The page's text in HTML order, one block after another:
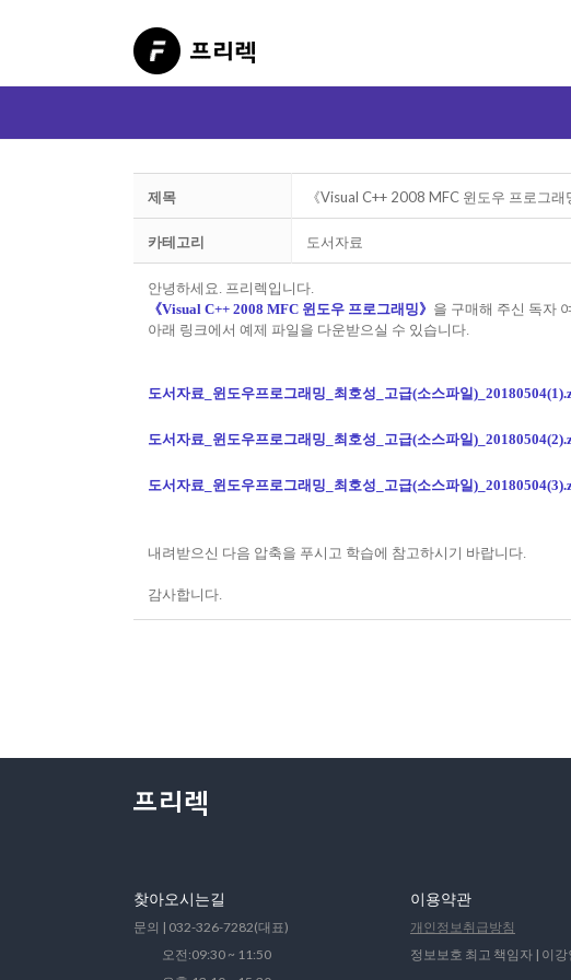
제목 《Visual C++ 2008 MFC 윈도우 프로그
카테고리 도서자료
안녕하세요. 프리렉입니다.
《Visual C++ 2008 MFC 윈도우 프로그래밍》 을 구매해 주신 독자
아래 링크에서 예제 파일을 다운받으실 수 있습니다.
도서자료_윈도우프로그래밍_최호성_고급(소스파일
도서자료_윈도우프로그래밍_최호성_고급(소스파일
도서자료_윈도우프로그래밍_최호성_고급(소스파일
내려받으신 다음 압축을 푸시고 학습에 참고하시기 바랍니다.
감사합니다.
찾아오시는길
문의 | 032-326-7282(대표)
오전:09:30 ~ 11:50
이용약관
개인정보취급방침
정보보호 최고 책임자 | 이강